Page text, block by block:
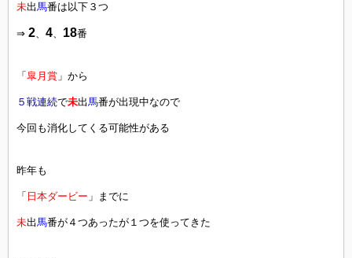
未出馬番は以下３つ
⇒ 2、 4、 18番
「 皐月賞 」から
５戦連続で未出馬番が出現中なので
今回も消化してくる可能性がある
昨年も
「 日本ダービー 」までに
未出馬番が４つあったが１つを使ってきた